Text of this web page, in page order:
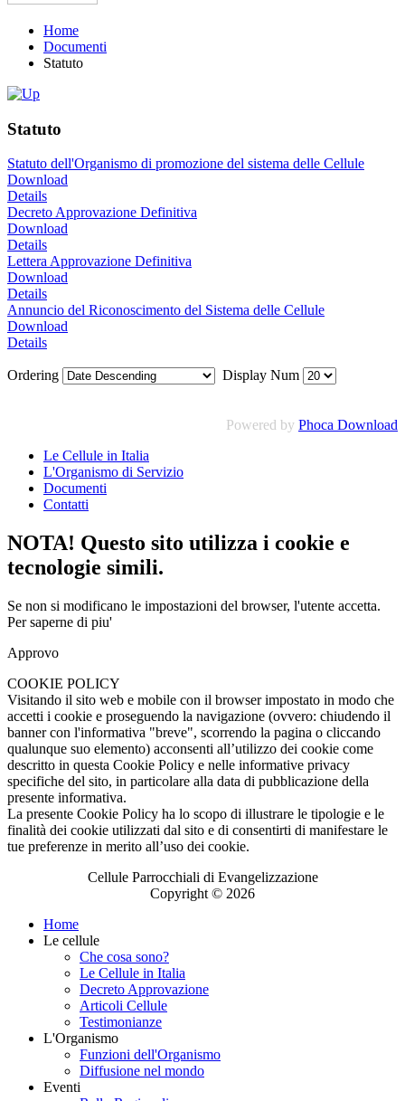
Home
Documenti
Statuto
Statuto
Statuto dell'Organismo di promozione del sistema delle Cellule
Download
Details
Decreto Approvazione Definitiva
Download
Details
Lettera Approvazione Definitiva
Download
Details
Annuncio del Riconoscimento del Sistema delle Cellule
Download
Details
Ordering Display Num
Powered by Phoca Download
Le Cellule in Italia
L'Organismo di Servizio
Documenti
Contatti
NOTA! Questo sito utilizza i cookie e
tecnologie simili.
Se non si modificano le impostazioni del browser, l'utente accetta.
Per saperne di piu'
Approvo
COOKIE POLICY
Visitando il sito web e mobile con il browser impostato in modo che
accetti i cookie e proseguendo la navigazione (ovvero: chiudendo il
banner con l'informativa "breve", scorrendo la pagina o cliccando
qualunque suo elemento) acconsenti all’utilizzo dei cookie come
descritto in questa Cookie Policy e nelle informative privacy
specifiche del sito, in particolare alla data di pubblicazione della
presente informativa.
La presente Cookie Policy ha lo scopo di illustrare le tipologie e le
finalità dei cookie utilizzati dal sito e di consentirti di manifestare le
tue preferenze in merito all’uso dei cookie.
Cellule Parrocchiali di Evangelizzazione
Copyright © 2026
Home
Le cellule
Che cosa sono?
Le Cellule in Italia
Decreto Approvazione
Articoli Cellule
Testimonianze
L'Organismo
Funzioni dell'Organismo
Diffusione nel mondo
Eventi